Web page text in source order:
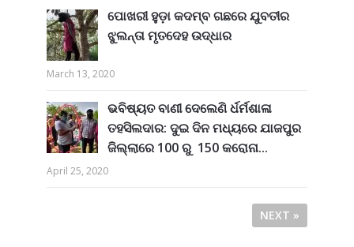
ପୋଖରୀ ହୁଡ଼ା କଦମ୍ବ ଗଛରେ ଯୁବତୀର
ଝୁଲନ୍ତା ମୃତଦେହ ଉଦ୍ଧାର
March 13, 2020
ଭବିଷ୍ୟତ ବାଣୀ ଦେଲେଣି ର୍ଧର୍ମଶାଳା
ତହସିଲଦାର: ଦୁଇ ଦିନ ମଧ୍ୟରେ ଯାଜପୁର
ଜିଲ୍ଲାରେ 100 ରୁ 150 କରୋନା...
April 25, 2020
NEXT »